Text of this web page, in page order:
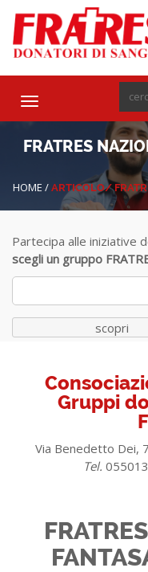
Toggle
FRATRES
HOME / ARTICOLO/
Partecipa alle iniziative
scegli un gruppo
scopri
Gruppi
Via Benedetto Dei,
Tel.